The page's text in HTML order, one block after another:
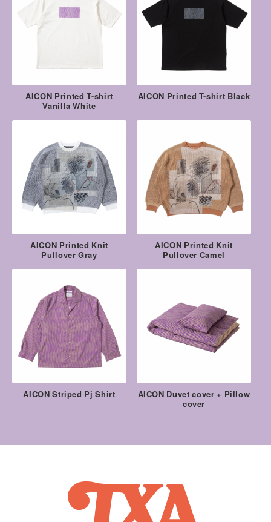
AICON Printed T-shirt
Vanilla White
AICON Printed T-shirt Black
AICON Printed Knit
Pullover Gray
AICON Printed Knit
Pullover Camel
AICON Striped Pj Shirt
AICON Duvet cover + Pillow
cover